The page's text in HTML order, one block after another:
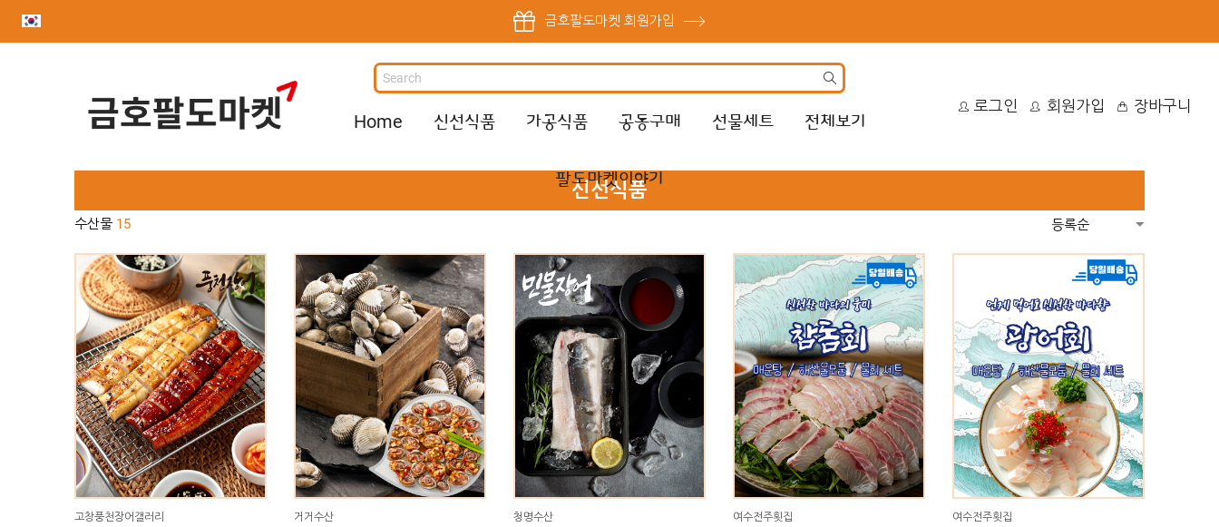
금호팔도마켓 회원가입
이
트
Home 신선식품 가공식품 공동구매 선물세트 전체보기
팔도마켓이야기
로그인 회원가입 장바구니
신선식품
수산물 15
[인기상품] [무료배송] 고창
풍천장어 1kg (손질장어/초벌장어
선택)
33,000원 40,000원
고창풍천장어갤러리
[인기상품] 벌교 새꼬막 3kg~
27,000원 48,000원
거거수산
국내산 자포니카 손질 민물장어
1kg (손질후 600g) / 무료배송
32,000원 47,000원
청명수산
[터미널전용] 신선한 바다의 풍미,
참돔회 1kg
35,000원 40,000원
여수전주횟집
[터미널전용] 쫄깃한 광어회 1kg
40,000원 49,000원
여수전주횟집